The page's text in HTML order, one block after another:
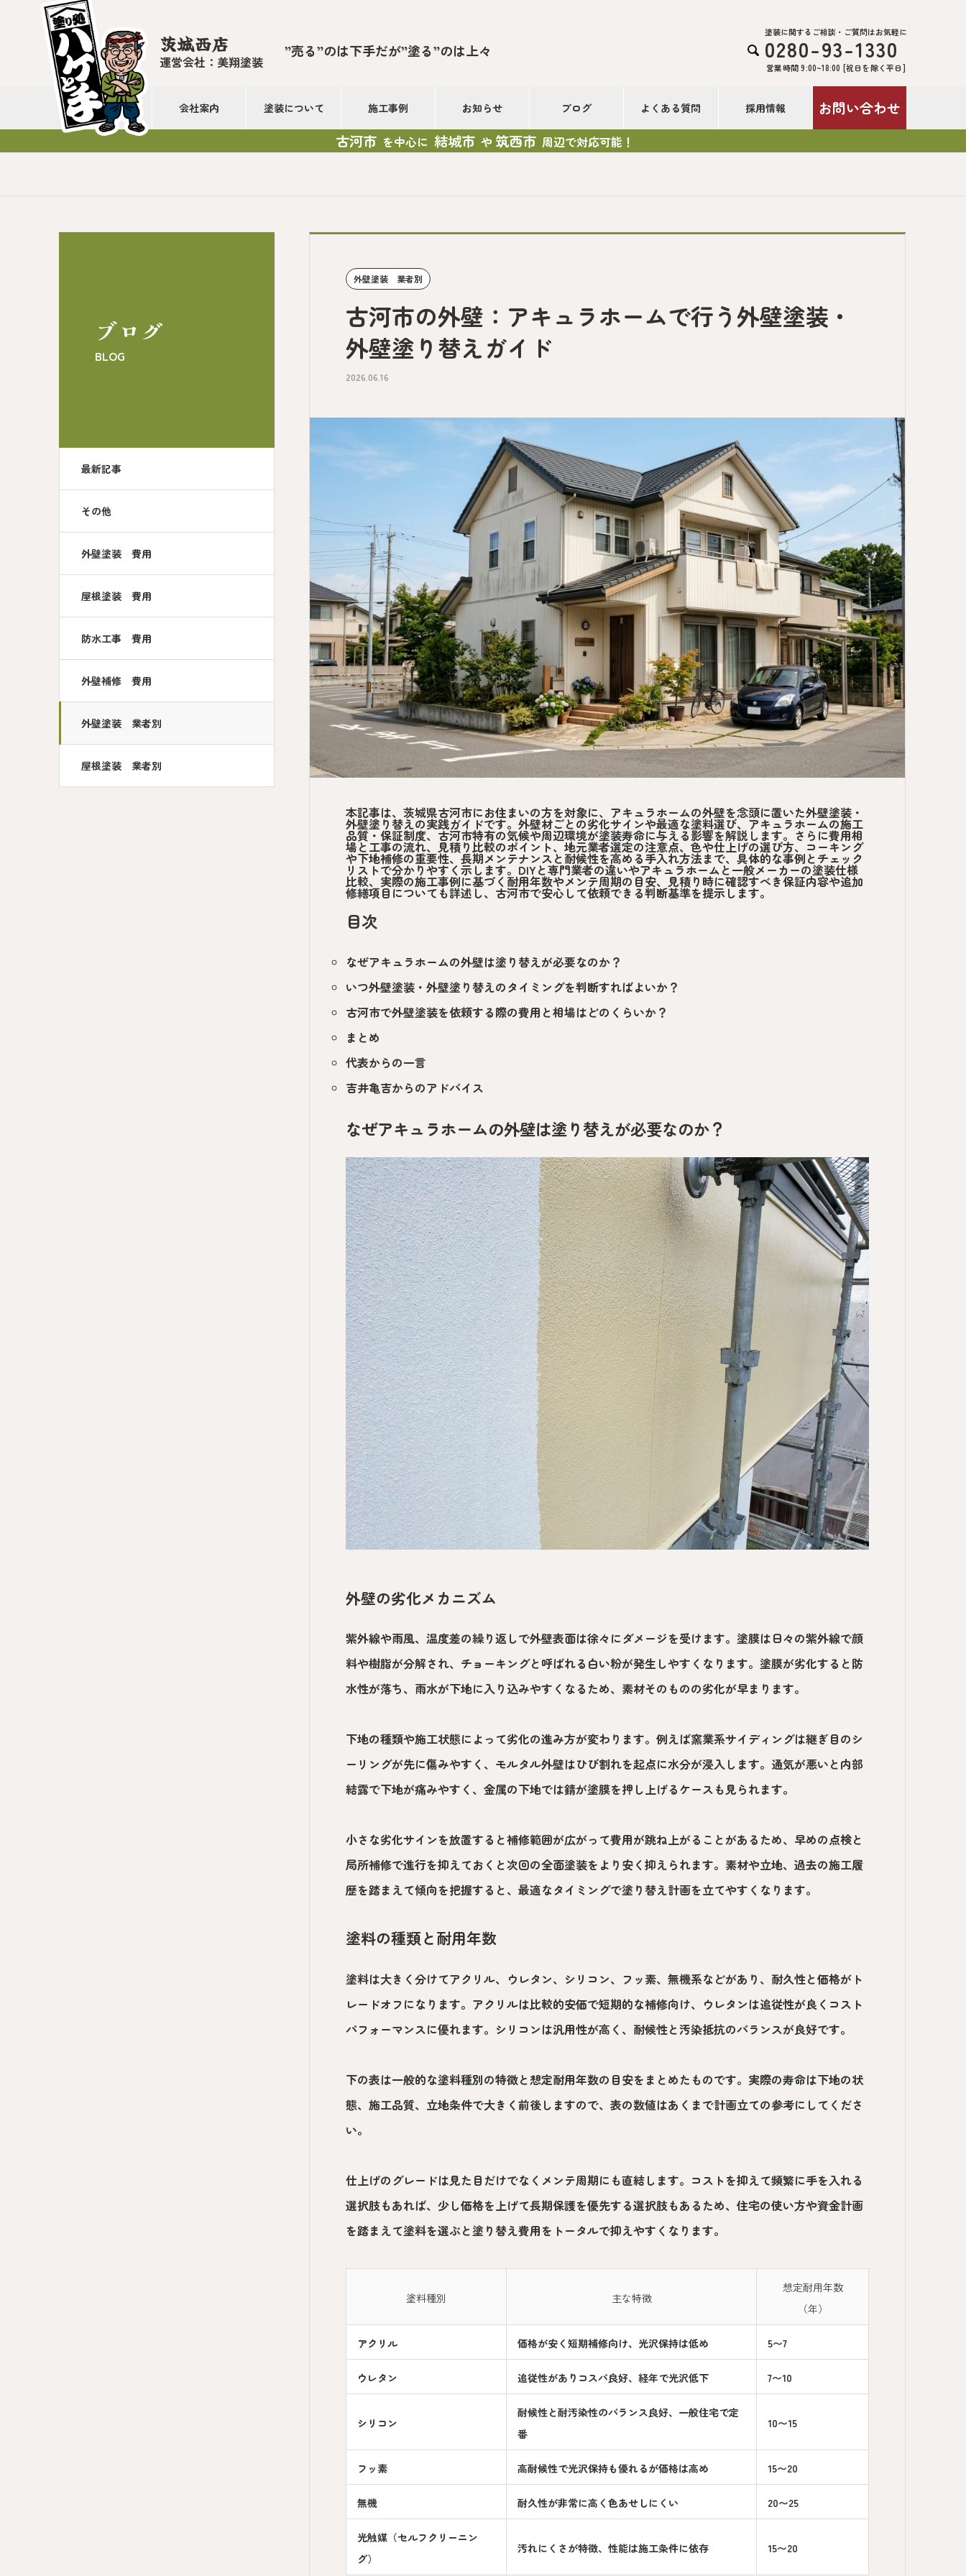
茨城西店
運営会社：美翔塗装
”売る”のは下手だが”塗る”のは上々 
塗装に関するご相談・ご質問はお気軽に
0280-93-1330
営業時間 9:00~18:00 [祝日を除く平日]
会社案内 塗装について 施工事例 お知らせ ブログ よくある質問 採用情報 お問い合わせ
古河市 を中心に 結城市 や 筑西市 周辺で対応可能！
ブログ
BLOG
最新記事
その他
外壁塗装 費用
屋根塗装 費用
防水工事 費用
外壁補修 費用
外壁塗装 業者別
屋根塗装 業者別
外壁塗装 業者別
古河市の外壁：アキュラホームで行う外壁塗装・
外壁塗り替えガイド
2026.06.16
本記事は、茨城県古河市にお住まいの方を対象に、アキュラホームの外壁を念頭に置いた外壁塗装・
外壁塗り替えの実践ガイドです。外壁材ごとの劣化サインや最適な塗料選び、アキュラホームの施工
品質・保証制度、古河市特有の気候や周辺環境が塗装寿命に与える影響を解説します。さらに費用相
場と工事の流れ、見積り比較のポイント、地元業者選定の注意点、色や仕上げの選び方、コーキング
や下地補修の重要性、長期メンテナンスと耐候性を高める手入れ方法まで、具体的な事例とチェック
リストで分かりやすく示します。DIYと専門業者の違いやアキュラホームと一般メーカーの塗装仕様
比較、実際の施工事例に基づく耐用年数やメンテ周期の目安、見積り時に確認すべき保証内容や追加
修繕項目についても詳述し、古河市で安心して依頼できる判断基準を提示します。
目次
なぜアキュラホームの外壁は塗り替えが必要なのか？
いつ外壁塗装・外壁塗り替えのタイミングを判断すればよいか？
古河市で外壁塗装を依頼する際の費用と相場はどのくらいか？
まとめ
代表からの一言
吉井亀吉からのアドバイス
なぜアキュラホームの外壁は塗り替えが必要なのか？
外壁の劣化メカニズム
紫外線や雨風、温度差の繰り返しで外壁表面は徐々にダメージを受けます。塗膜は日々の紫外線で顔
料や樹脂が分解され、チョーキングと呼ばれる白い粉が発生しやすくなります。塗膜が劣化すると防
水性が落ち、雨水が下地に入り込みやすくなるため、素材そのものの劣化が早まります。
下地の種類や施工状態によって劣化の進み方が変わります。例えば窯業系サイディングは継ぎ目のシ
ーリングが先に傷みやすく、モルタル外壁はひび割れを起点に水分が浸入します。通気が悪いと内部
結露で下地が痛みやすく、金属の下地では錆が塗膜を押し上げるケースも見られます。
小さな劣化サインを放置すると補修範囲が広がって費用が跳ね上がることがあるため、早めの点検と
局所補修で進行を抑えておくと次回の全面塗装をより安く抑えられます。素材や立地、過去の施工履
歴を踏まえて傾向を把握すると、最適なタイミングで塗り替え計画を立てやすくなります。
塗料の種類と耐用年数
塗料は大きく分けてアクリル、ウレタン、シリコン、フッ素、無機系などがあり、耐久性と価格がト
レードオフになります。アクリルは比較的安価で短期的な補修向け、ウレタンは追従性が良くコスト
パフォーマンスに優れます。シリコンは汎用性が高く、耐候性と汚染抵抗のバランスが良好です。
下の表は一般的な塗料種別の特徴と想定耐用年数の目安をまとめたものです。実際の寿命は下地の状
態、施工品質、立地条件で大きく前後しますので、表の数値はあくまで計画立ての参考にしてくださ
い。
仕上げのグレードは見た目だけでなくメンテ周期にも直結します。コストを抑えて頻繁に手を入れる
選択肢もあれば、少し価格を上げて長期保護を優先する選択肢もあるため、住宅の使い方や資金計画
を踏まえて塗料を選ぶと塗り替え費用をトータルで抑えやすくなります。
塗料種別 主な特徴
想定耐用年数
（年）
アクリル 価格が安く短期補修向け、光沢保持は低め 5〜7
ウレタン 追従性がありコスパ良好、経年で光沢低下 7〜10
シリコン
耐候性と耐汚染性のバランス良好、一般住宅で定
番
10〜15
フッ素 高耐候性で光沢保持も優れるが価格は高め 15〜20
無機 耐久性が非常に高く色あせしにくい 20〜25
光触媒（セルフクリーニン
グ）
汚れにくさが特徴、性能は施工条件に依存 15〜20